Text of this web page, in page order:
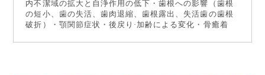
内不潔域の拡大と自浄作用の低下・歯根への影響（歯根
の短小、歯の失活、歯肉退縮、歯根露出、失活歯の歯根
破折）・顎関節症状・後戻り·加齢による変化・骨癒着